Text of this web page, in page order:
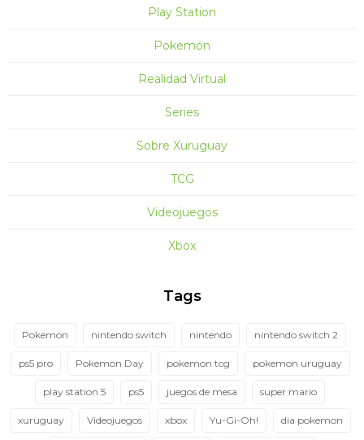
Play Station
Pokemón
Realidad Virtual
Series
Sobre Xuruguay
TCG
Videojuegos
Xbox
Tags
Pokemon nintendo switch nintendo nintendo switch 2
ps5 pro Pokemon Day pokemon tcg pokemon uruguay
play station 5 ps5 juegos de mesa super mario
xuruguay Videojuegos xbox Yu-Gi-Oh! dia pokemon